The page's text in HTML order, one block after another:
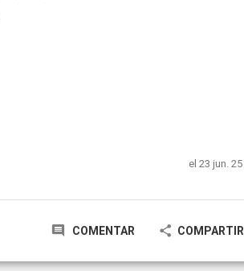
el 23 jun. 25
COMENTAR COMPARTIR